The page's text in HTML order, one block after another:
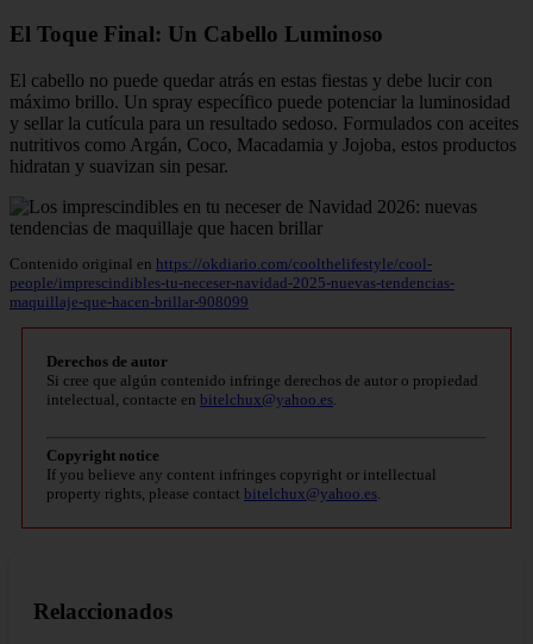
El Toque Final: Un Cabello Luminoso
El cabello no puede quedar atrás en estas fiestas y debe lucir con
máximo brillo. Un spray específico puede potenciar la luminosidad
y sellar la cutícula para un resultado sedoso. Formulados con aceites
nutritivos como Argán, Coco, Macadamia y Jojoba, estos productos
hidratan y suavizan sin pesar.
Contenido original en https://okdiario.com/coolthelifestyle/cool-
people/imprescindibles-tu-neceser-navidad-2025-nuevas-tendencias-
maquillaje-que-hacen-brillar-908099
Derechos de autor
Si cree que algún contenido infringe derechos de autor o propiedad
intelectual, contacte en bitelchux@yahoo.es.
Copyright notice
If you believe any content infringes copyright or intellectual
property rights, please contact bitelchux@yahoo.es.
Relaccionados